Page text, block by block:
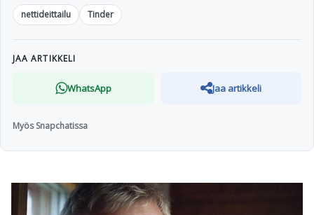
nettideittailu Tinder
JAA ARTIKKELI
WhatsApp Jaa artikkeli
Myös Snapchatissa